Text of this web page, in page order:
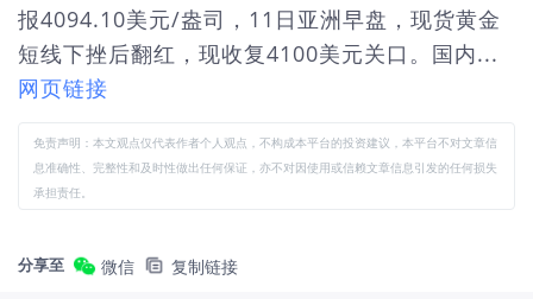
报4094.10美元/盎司，11日亚洲早盘，现货黄金
短线下挫后翻红，现收复4100美元关口。国内...
网页链接
免责声明：本文观点仅代表作者个人观点，不构成本平台的投资建议，本平台不对文章信
息准确性、完整性和及时性做出任何保证，亦不对因使用或信赖文章信息引发的任何损失
承担责任。
分享至 微信 复制链接